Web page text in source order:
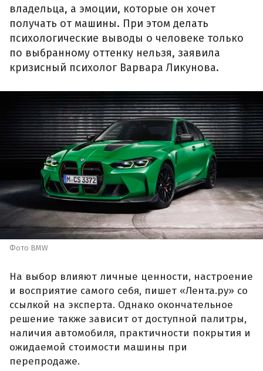
владельца, а эмоции, которые он хочет
получать от машины. При этом делать
психологические выводы о человеке только
по выбранному оттенку нельзя, заявила
кризисный психолог Варвара Ликунова.
Фото BMW
На выбор влияют личные ценности, настроение
и восприятие самого себя, пишет «Лента.ру» со
ссылкой на эксперта. Однако окончательное
решение также зависит от доступной палитры,
наличия автомобиля, практичности покрытия и
ожидаемой стоимости машины при
перепродаже.